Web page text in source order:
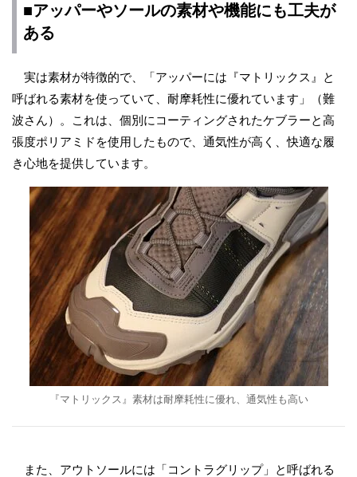
■アッパーやソールの素材や機能にも工夫が
ある
実は素材が特徴的で、「アッパーには『マトリックス』と
呼ばれる素材を使っていて、耐摩耗性に優れています」（難
波さん）。これは、個別にコーティングされたケブラーと高
張度ポリアミドを使用したもので、通気性が高く、快適な履
き心地を提供しています。
『マトリックス』素材は耐摩耗性に優れ、通気性も高い
また、アウトソールには「コントラグリップ」と呼ばれる